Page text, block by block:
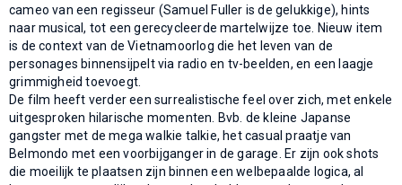
cameo van een regisseur (Samuel Fuller is de gelukkige), hints
naar musical, tot een gerecycleerde martelwijze toe. Nieuw item
is de context van de Vietnamoorlog die het leven van de
personages binnensijpelt via radio en tv-beelden, en een laagje
grimmigheid toevoegt.
De film heeft verder een surrealistische feel over zich, met enkele
uitgesproken hilarische momenten. Bvb. de kleine Japanse
gangster met de mega walkie talkie, het casual praatje van
Belmondo met een voorbijganger in de garage. Er zijn ook shots
die moeilijk te plaatsen zijn binnen een welbepaalde logica, al